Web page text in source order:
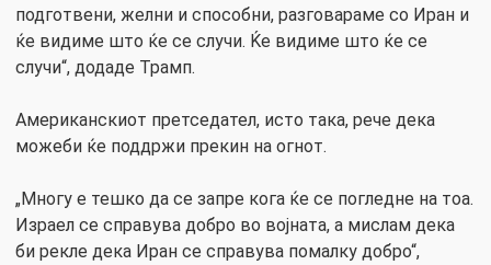
подготвени, желни и способни, разговараме со Иран и
ќе видиме што ќе се случи. Ќе видиме што ќе се
случи“, додаде Трамп.
Американскиот претседател, исто така, рече дека
можеби ќе поддржи прекин на огнот.
„Многу е тешко да се запре кога ќе се погледне на тоа.
Израел се справува добро во војната, а мислам дека
би рекле дека Иран се справува помалку добро“,